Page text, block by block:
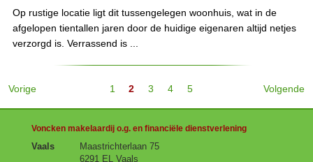
Op rustige locatie ligt dit tussengelegen woonhuis, wat in de
afgelopen tientallen jaren door de huidige eigenaren altijd netjes
verzorgd is. Verrassend is ...
Vorige 1 2 3 4 5 Volgende
Voncken makelaardij o.g. en financiële dienstverlening
Vaals
Maastrichterlaan 75
6291 EL Vaals